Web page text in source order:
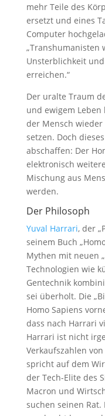
mehr Teile des
ersetzt und eines
Computer
„Transhumanisten
Unsterblichkeit
erreichen.“
Der uralte Traum
und ewigem
der Mensch wieder
setzen. Doch
abschaffen: Der
elektronisch
Mischung aus
werden.
Der Philosoph
Yuval Harrari, der
seinem Buch
Mythen mit neuen
Technologien wie
Gentechnik
sei überholt. Die
Homo Sapiens
dass nach Harrari
Harrari ist nicht
Verkaufszahlen
spricht auf dem
der Tech-Elite des
Macron und
suchen seinen